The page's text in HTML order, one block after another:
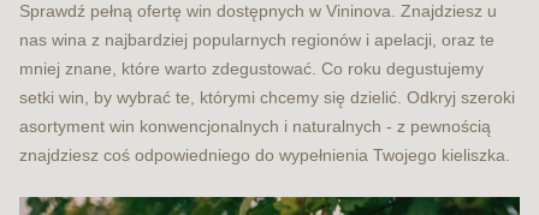
Sprawdź pełną ofertę win dostępnych w Vininova. Znajdziesz u
nas wina z najbardziej popularnych regionów i apelacji, oraz te
mniej znane, które warto zdegustować. Co roku degustujemy
setki win, by wybrać te, którymi chcemy się dzielić. Odkryj szeroki
asortyment win konwencjonalnych i naturalnych - z pewnością
znajdziesz coś odpowiedniego do wypełnienia Twojego kieliszka.